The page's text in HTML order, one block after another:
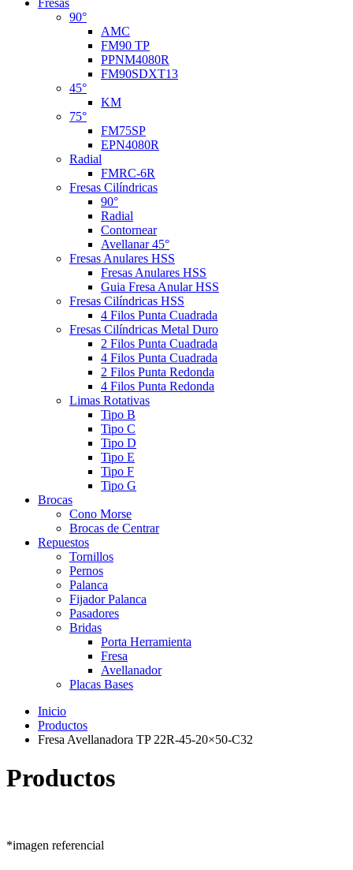
Fresas
90°
AMC
FM90 TP
PPNM4080R
FM90SDXT13
45°
KM
75°
FM75SP
EPN4080R
Radial
FMRC-6R
Fresas Cilíndricas
90°
Radial
Contornear
Avellanar 45°
Fresas Anulares HSS
Fresas Anulares HSS
Guia Fresa Anular HSS
Fresas Cilíndricas HSS
4 Filos Punta Cuadrada
Fresas Cilíndricas Metal Duro
2 Filos Punta Cuadrada
4 Filos Punta Cuadrada
2 Filos Punta Redonda
4 Filos Punta Redonda
Limas Rotativas
Tipo B
Tipo C
Tipo D
Tipo E
Tipo F
Tipo G
Brocas
Cono Morse
Brocas de Centrar
Repuestos
Tornillos
Pernos
Palanca
Fijador Palanca
Pasadores
Bridas
Porta Herramienta
Fresa
Avellanador
Placas Bases
Inicio
Productos
Fresa Avellanadora TP 22R-45-20×50-C32
Productos
*imagen referencial